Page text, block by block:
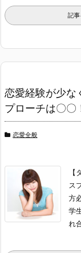
記
恋愛経験が少な
プローチは〇〇
恋愛全般
ス
方
学
れ